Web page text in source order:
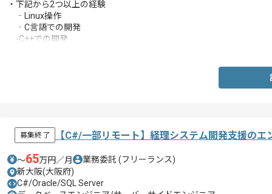
・下記から2つ以上の経験
‐Linux操作
‐C言語での開発
-C++での開発
募集終了 【C#/一部リモート】経理システム開発支援のエ
〜65万円／月 業務委託 (フリーランス)
新大阪(大阪府)
C#/Oracle/SQL Server